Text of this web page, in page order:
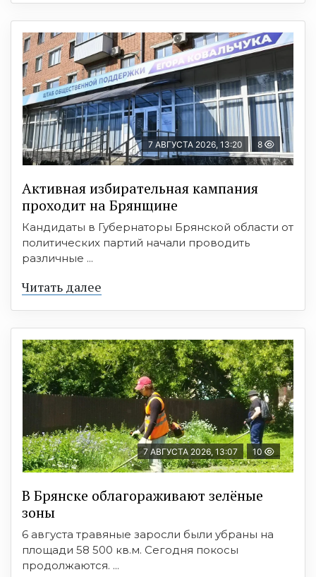
7 АВГУСТА 2026, 13:20 8
Активная избирательная кампания
проходит на Брянщине
Кандидаты в Губернаторы Брянской области от
политических партий начали проводить
различные ...
Читать далее
7 АВГУСТА 2026, 13:07 10
В Брянске облагораживают зелёные
зоны
6 августа травяные заросли были убраны на
площади 58 500 кв.м. Сегодня покосы
продолжаются. ...